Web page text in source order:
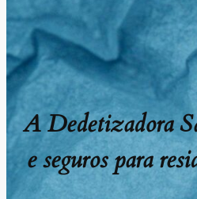
A Dedetizadora
e seguros para